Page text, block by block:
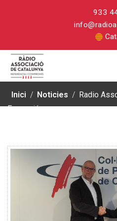
933
Inici / Noticies / Radio
Formació